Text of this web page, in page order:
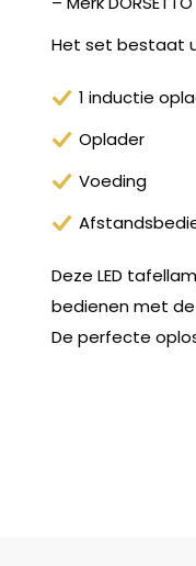
Het set bestaat
1 inductie
Oplader
Voeding
Deze LED
bedienen met
De perfecte